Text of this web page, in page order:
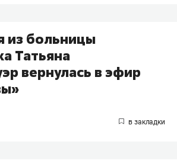
из больницы
Татьяна
вернулась в эфир